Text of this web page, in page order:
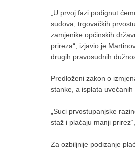
„U prvoj fazi podignut
sudova, trgovačkih
zamjenike općinskih
prireza“, izjavio je
drugih pravosudnih
Predloženi zakon o
stanke, a isplata
„Suci prvostupanjske
staž i plaćaju manji
Za ozbiljnije podizanje